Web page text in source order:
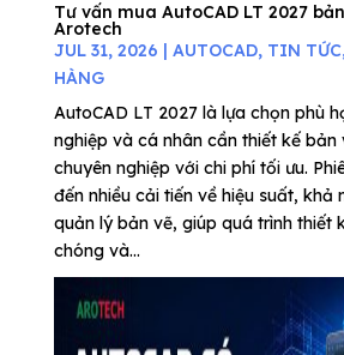
Tư vấn mua AutoCAD LT 2027
Arotech
JUL 31, 2026 | AUTOCAD, TIN TỨC
HÀNG
AutoCAD LT 2027 là lựa chọn phù
nghiệp và cá nhân cần thiết kế bản
chuyên nghiệp với chi phí tối ưu.
đến nhiều cải tiến về hiệu suất,
quản lý bản vẽ, giúp quá trình thiết
chóng và...